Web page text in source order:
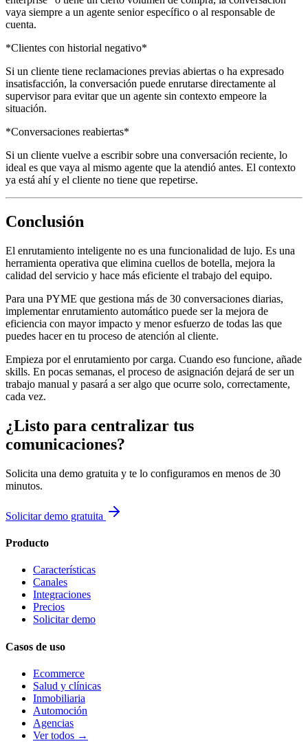
vaya siempre a un agente senior específico o al responsable de
cuenta.
*Clientes con historial negativo*
Si un cliente tiene reclamaciones previas abiertas o ha expresado
insatisfacción, la conversación puede enrutarse directamente al
supervisor para evitar que un agente sin contexto empeore la
situación.
*Conversaciones reabiertas*
Si un cliente vuelve a escribir sobre una conversación reciente, lo
ideal es que vaya al mismo agente que la atendió antes. El contexto
ya está ahí y el cliente no tiene que repetirse.
Conclusión
El enrutamiento inteligente no es una funcionalidad de lujo. Es una
herramienta operativa que elimina cuellos de botella, mejora la
calidad del servicio y hace más eficiente el trabajo del equipo.
Para una PYME que gestiona más de 30 conversaciones diarias,
implementar enrutamiento automático puede ser la mejora de
eficiencia con mayor impacto y menor esfuerzo de todas las que
puedes hacer en tu proceso de atención al cliente.
Empieza por el enrutamiento por carga. Cuando eso funcione, añade
skills. En pocas semanas, el proceso de asignación dejará de ser un
trabajo manual y pasará a ser algo que ocurre solo, correctamente,
cada vez.
¿Listo para centralizar tus
comunicaciones?
Solicita una demo gratuita y te lo configuramos en menos de 30
minutos.
Solicitar demo gratuita
Producto
Características
Canales
Integraciones
Precios
Solicitar demo
Casos de uso
Ecommerce
Salud y clínicas
Inmobiliaria
Automoción
Agencias
Ver todos →